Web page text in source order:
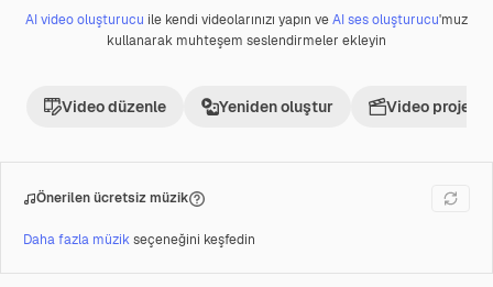
Premium
AI video oluşturucu ile kendi videolarınızı yapın veAI ses oluşturucu'muz
kullanarak muhteşem seslendirmeler ekleyin
Video düzenle Yeniden oluştur Video projesi
Önerilen ücretsiz müzik
Daha fazla müzikseçeneğini keşfedin